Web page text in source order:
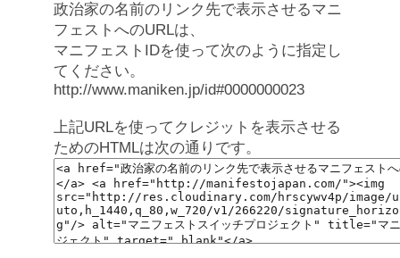
政治家の名前のリンク先で表示させるマニ
フェストへのURLは、
マニフェストIDを使って次のように指定し
てください。
http://www.maniken.jp/id#0000000023
上記URLを使ってクレジットを表示させる
ためのHTMLは次の通りです。